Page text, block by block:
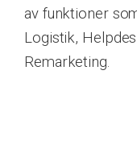
av funktioner
Logistik,
Remarketing.